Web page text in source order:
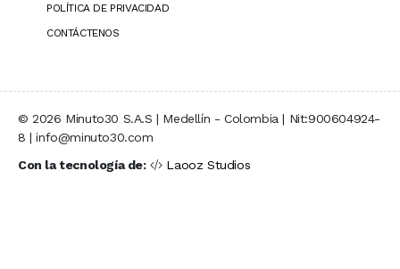
POLÍTICA DE PRIVACIDAD
CONTÁCTENOS
© 2026 Minuto30 S.A.S | Medellín - Colombia | Nit:900604924-
8 | info@minuto30.com
Con la tecnología de:
Laooz Studios